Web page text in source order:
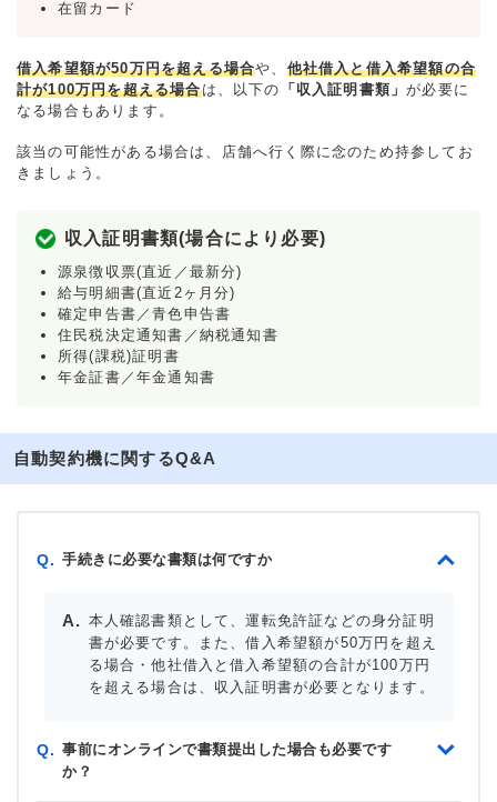
在留カード
借入希望額が50万円を超える場合や、 他社借入と借入希望額の合
計が100万円を超える場合は、以下の 「収入証明書類」が必要に
なる場合もあります。
該当の可能性がある場合は、店舗へ行く際に念のため持参してお
きましょう。
収入証明書類(場合により必要)
源泉徴収票(直近／最新分)
給与明細書(直近2ヶ月分)
確定申告書／青色申告書
住民税決定通知書／納税通知書
所得(課税)証明書
年金証書／年金通知書
自動契約機に関するQ&A
Q. 手続きに必要な書類は何ですか
本人確認書類として、運転免許証などの身分証明
書が必要です。また、借入希望額が50万円を超え
る場合・他社借入と借入希望額の合計が100万円
を超える場合は、収入証明書が必要となります。
Q. 事前にオンラインで書類提出した場合も必要です
か？